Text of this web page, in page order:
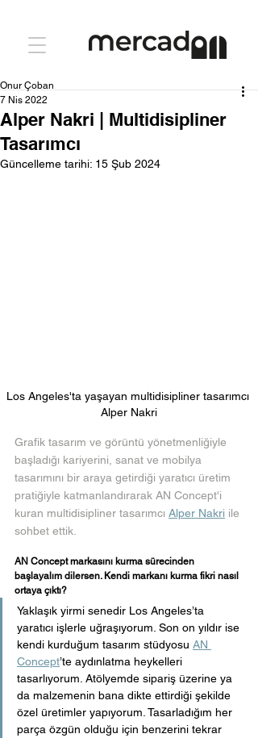
Alper Nakri | Multidisipliner
Tasarımcı
Onur Çoban
7 Nis 2022
Güncelleme tarihi: 15 Şub 2024
Los Angeles'ta yaşayan multidisipliner tasarımcı
Alper Nakri
Grafik tasarım ve görüntü yönetmenliğiyle
başladığı kariyerini, sanat ve mobilya
tasarımını bir araya getirdiği yaratıcı üretim
pratiğiyle katmanlandırarak AN Concept'i
kuran multidisipliner tasarımcı Alper Nakri ile
sohbet ettik.
AN Concept markasını kurma sürecinden
başlayalım dilersen. Kendi markanı kurma fikri nasıl
ortaya çıktı?
Yaklaşık yirmi senedir Los Angeles’ta
yaratıcı işlerle uğraşıyorum. Son on yıldır ise
kendi kurduğum tasarım stüdyosu AN
Concept’te aydınlatma heykelleri
tasarlıyorum. Atölyemde sipariş üzerine ya
da malzemenin bana dikte ettirdiği şekilde
özel üretimler yapıyorum. Tasarladığım her
parça özgün olduğu için benzerini tekrar